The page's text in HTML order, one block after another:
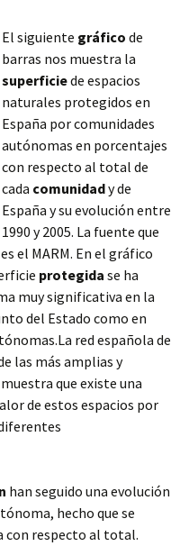
El siguiente gráfico de
barras nos muestra la
superficiede espacios
naturales protegidos en
España por comunidades
autónomas en porcentajes
con respecto al total de
cada comunidady de
España y su evolución entre
1990 y 2005. La fuente que
el MARM. En el gráfico
protegida se ha
muy significativa en la
del Estado como en
red española de
las más amplias y
que existe una
de estos espacios por
han seguido una evolución
hecho que se
con respecto al total.